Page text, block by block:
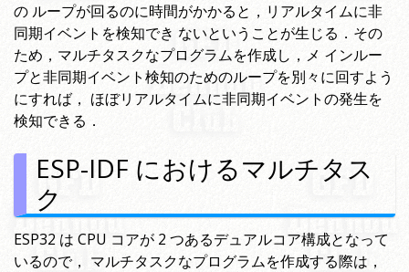
の ループが回るのに時間がかかると，リアルタイムに非
同期イベントを検知でき ないということが生じる．その
ため，マルチタスクなプログラムを作成し，メ インルー
プと非同期イベント検知のためのループを別々に回すよう
にすれば， ほぼリアルタイムに非同期イベントの発生を
検知できる．
ESP-IDF におけるマルチタス
ク
ESP32 は CPU コアが 2 つあるデュアルコア構成となって
いるので， マルチタスクなプログラムを作成する際は，